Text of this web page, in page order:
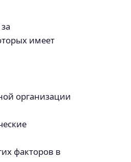
имеет
организации
факторов в